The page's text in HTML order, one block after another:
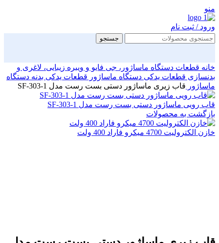
منو
ورود / ثبت نام
جستجو
خانه قطعات دستگاه ماساژور، جی فایو و ویبره زیبایی، لاغری و
بدنسازی قطعات یدکی دستگاه ماساژور قطعات یدکی بدنه دستگاه
ماساژور قاب زیری ماساژور دستی بست رست مدل SF-303-1
قاب رویی ماساژور دستی بست رست مدل SF-303-1
بازگشت به محصولات
خازن الکترولیت 4700 میکرو فاراد 400 ولت